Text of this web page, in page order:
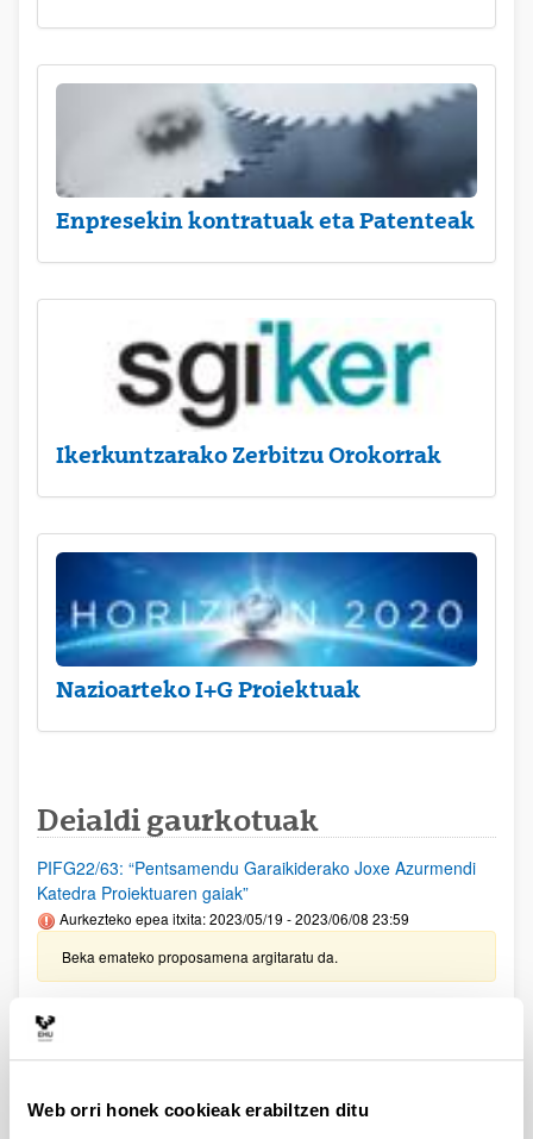
Web orri honek cookieak erabiltzen ditu
Enpresekin kontratuak eta Patenteak
Ikerkuntzarako Zerbitzu Orokorrak
Nazioarteko I+G Proiektuak
Deialdi gaurkotuak
PIFG22/63: “Pentsamendu Garaikiderako Joxe Azurmendi
Katedra Proiektuaren gaiak”
Aurkezteko epea itxita: 2023/05/19 - 2023/06/08 23:59
Beka emateko proposamena argitaratu da.
UPV/EHUko IKERTALDEETARAKO LAGUNTZEN DEIALDIA
(2022)
Aurkezteko epea itxita: 2022/11/18 - 2022/12/19 23:59
2023/06/28 - Emandako eta ezetsitako laguntzen behin-betiko
ebazpena argitaratu egin da